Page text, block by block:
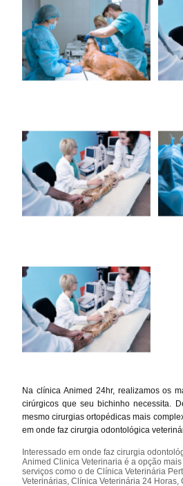
Na clínica Animed 24hr, realizamos os
cirúrgicos que seu bichinho necessita.
mesmo cirurgias ortopédicas mais
em onde faz cirurgia odontológica
Interessado em onde faz cirurgia
Animed Clinica Veterinaria é a opção
serviços como o de Clínica Veterinária
Veterinárias, Clínica Veterinária 24 Horas,